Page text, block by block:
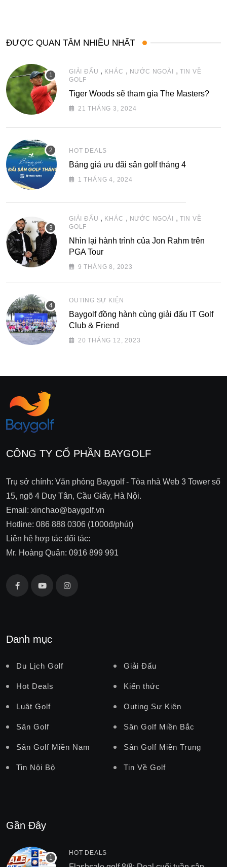
ĐƯỢC QUAN TÂM NHIỀU NHẤT
GIẢI ĐẤU , KHÁC , NƯỚC NGOÀI , TIN VỀ
GOLF
Tiger Woods sẽ tham gia The Masters?
21 THÁNG 3, 2024
HOT DEALS
Bảng giá ưu đãi sân golf tháng 4
1 THÁNG 4, 2024
GIẢI ĐẤU , KHÁC , NƯỚC NGOÀI , TIN VỀ
GOLF
Nhìn lại hành trình của Jon Rahm trên
PGA Tour
9 THÁNG 8, 2023
OUTING SỰ KIỆN
Baygolf đồng hành cùng giải đấu IT Golf
Club & Friend
20 THÁNG 12, 2023
CÔNG TY CỔ PHẦN BAYGOLF
Trụ sở chính: Văn phòng Baygolf - Tòa nhà Web 3 Tower số
15, ngõ 4 Duy Tân, Cầu Giấy, Hà Nội.
Email: xinchao@baygolf.vn
Hotline: 086 888 0306 (1000đ/phút)
Liên hệ hợp tác đối tác:
Mr. Hoàng Quân: 0916 899 991
Danh mục
Du Lịch Golf Giải Đấu
Hot Deals Kiến thức
Luật Golf Outing Sự Kiện
Sân Golf Sân Golf Miền Bắc
Sân Golf Miền Nam Sân Golf Miền Trung
Tin Nội Bộ Tin Về Golf
Gần Đây
HOT DEALS